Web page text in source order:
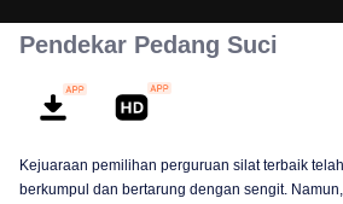
Pendekar Pedang Suci
Kejuaraan pemilihan perguruan silat terbaik
berkumpul dan bertarung dengan sengit.